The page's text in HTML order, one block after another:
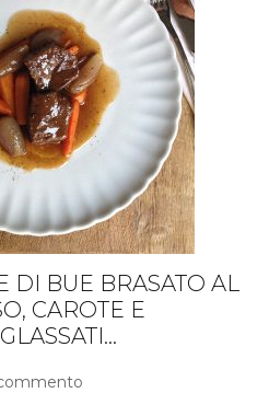
DI BUE BRASATO AL
CAROTE E